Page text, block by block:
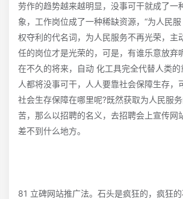
劳作的趋势越来越明显，没事可干就成了一
象，工作岗位成了一种稀缺资源，“为人民
权夺利的代名词，为人民服务不再光荣，主
任的岗位才是光荣的，可是，有谁乐意放弃
在不久的将来，自动 化工具完全代替人类
人都将没事可干，人人要靠社会保障生存，
社会生存保障在哪里呢?既然获取为人民服
苦，那么以招聘的名义，去招聘会上宣传网
差不到什么地方。
81 立碑网站推广法。石头是疯狂的，疯狂